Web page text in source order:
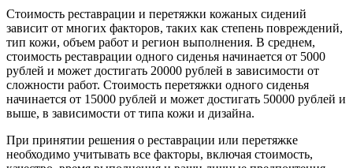
Стоимость реставрации и перетяжки кожаных сидений
зависит от многих факторов, таких как степень повреждений,
тип кожи, объем работ и регион выполнения. В среднем,
стоимость реставрации одного сиденья начинается от 5000
рублей и может достигать 20000 рублей в зависимости от
сложности работ. Стоимость перетяжки одного сиденья
начинается от 15000 рублей и может достигать 50000 рублей и
выше, в зависимости от типа кожи и дизайна.
При принятии решения о реставрации или перетяжке
необходимо учитывать все факторы, включая стоимость,